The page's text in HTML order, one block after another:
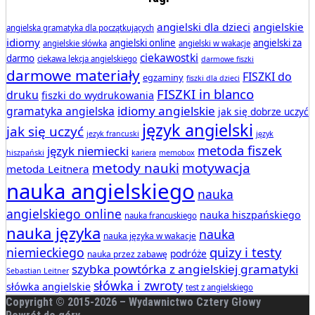
angielska gramatyka dla początkujących angielski dla dzieci angielskie
idiomy angielskie słówka angielski online angielski w wakacje angielski za
darmo ciekawa lekcja angielskiego ciekawostki darmowe fiszki
darmowe materiały egzaminy fiszki dla dzieci FISZKI do
druku fiszki do wydrukowania FISZKI in blanco
gramatyka angielska idiomy angielskie jak się dobrze uczyć
jak się uczyć jezyk francuski język angielski język
hiszpański język niemiecki kariera memobox metoda fiszek
metoda Leitnera metody nauki motywacja
nauka angielskiego nauka
angielskiego online nauka francuskiego nauka hiszpańskiego
nauka języka nauka języka w wakacje nauka
niemieckiego nauka przez zabawę podróże quizy i testy
Sebastian Leitner szybka powtórka z angielskiej gramatyki
słówka angielskie słówka i zwroty test z angielskiego
Copyright © 2015-2026 – Wydawnictwo Cztery Głowy